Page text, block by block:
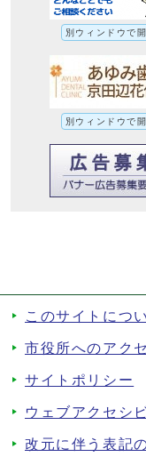
別ウィンドウで開
別ウィンドウで開
このサイトにつ
市役所へのアク
サイトポリシー
ウェブアクセシ
改元に伴う表記